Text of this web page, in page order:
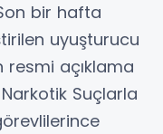
bir hafta
uyuşturucu
resmi açıklama
Suçlarla